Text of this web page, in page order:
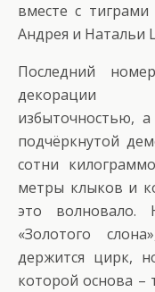
вместе с тиграми
Андрея и Натальи
Последний
декорации
избыточностью,
подчёркнутой
сотни
метры клыков и
это волновало.
«Золотого
держится цирк,
которой основа –